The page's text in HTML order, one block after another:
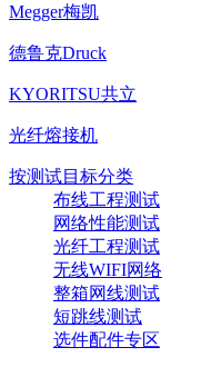
Megger梅凯
德鲁克Druck
KYORITSU共立
光纤熔接机
按测试目标分类
布线工程测试
网络性能测试
光纤工程测试
无线WIFI网络
整箱网线测试
短跳线测试
选件配件专区